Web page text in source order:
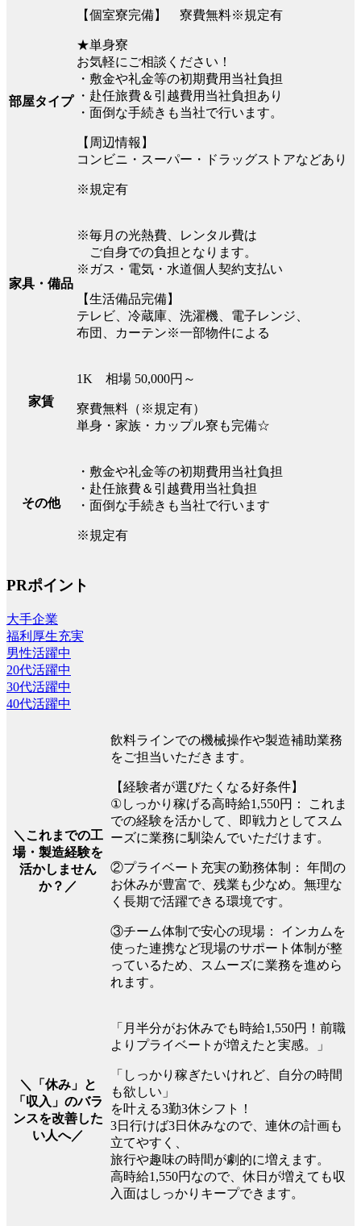
部屋タイプ
【個室寮完備】 寮費無料※規定有
★単身寮
お気軽にご相談ください！
・敷金や礼金等の初期費用当社負担
・赴任旅費＆引越費用当社負担あり
・面倒な手続きも当社で行います。
【周辺情報】
コンビニ・スーパー・ドラッグストアなどあり
※規定有
家具・備品
※毎月の光熱費、レンタル費は
ご自身での負担となります。
※ガス・電気・水道個人契約支払い
【生活備品完備】
テレビ、冷蔵庫、洗濯機、電子レンジ、
布団、カーテン※一部物件による
家賃
1K 相場 50,000円～
寮費無料（※規定有）
単身・家族・カップル寮も完備☆
その他
・敷金や礼金等の初期費用当社負担
・赴任旅費＆引越費用当社負担
・面倒な手続きも当社で行います
※規定有
PRポイント
大手企業
福利厚生充実
男性活躍中
20代活躍中
30代活躍中
40代活躍中
＼これまでの工
場・製造経験を
活かしません
か？／
飲料ラインでの機械操作や製造補助業務
をご担当いただきます。
【経験者が選びたくなる好条件】
①しっかり稼げる高時給1,550円： これま
での経験を活かして、即戦力としてスム
ーズに業務に馴染んでいただけます。
②プライベート充実の勤務体制： 年間の
お休みが豊富で、残業も少なめ。無理な
く長期で活躍できる環境です。
③チーム体制で安心の現場： インカムを
使った連携など現場のサポート体制が整
っているため、スムーズに業務を進めら
れます。
＼「休み」と
「収入」のバラ
ンスを改善した
い人へ／
「月半分がお休みでも時給1,550円！前職
よりプライベートが増えたと実感。」
「しっかり稼ぎたいけれど、自分の時間
も欲しい」
を叶える3勤3休シフト！
3日行けば3日休みなので、連休の計画も
立てやすく、
旅行や趣味の時間が劇的に増えます。
高時給1,550円なので、休日が増えても収
入面はしっかりキープできます。